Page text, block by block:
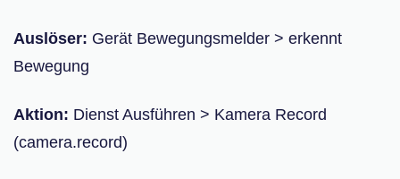
Auslöser: Gerät Bewegungsmelder > erkennt
Bewegung
Aktion: Dienst Ausführen > Kamera Record
(camera.record)